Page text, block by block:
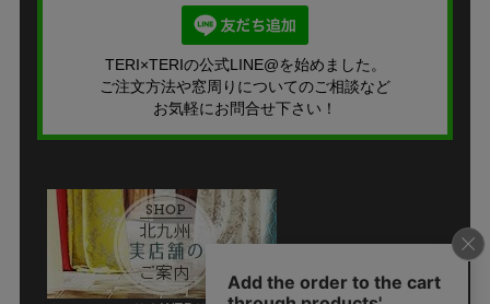
TERI×TERIの公式LINE@を始めました。
ご注文方法や窓周りについてのご相談など
お気軽にお問合せ下さい！